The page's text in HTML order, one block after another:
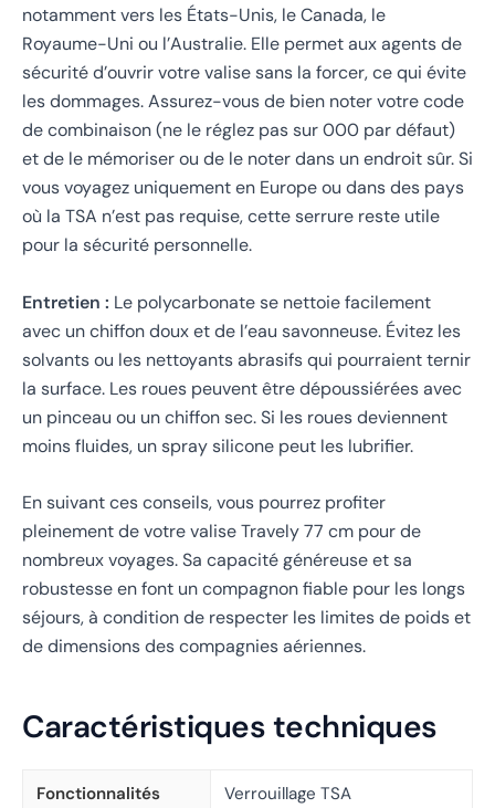
notamment vers les États-Unis, le Canada, le
Royaume-Uni ou l’Australie. Elle permet aux agents de
sécurité d’ouvrir votre valise sans la forcer, ce qui évite
les dommages. Assurez-vous de bien noter votre code
de combinaison (ne le réglez pas sur 000 par défaut)
et de le mémoriser ou de le noter dans un endroit sûr. Si
vous voyagez uniquement en Europe ou dans des pays
où la TSA n’est pas requise, cette serrure reste utile
pour la sécurité personnelle.
Entretien : Le polycarbonate se nettoie facilement
avec un chiffon doux et de l’eau savonneuse. Évitez les
solvants ou les nettoyants abrasifs qui pourraient ternir
la surface. Les roues peuvent être dépoussiérées avec
un pinceau ou un chiffon sec. Si les roues deviennent
moins fluides, un spray silicone peut les lubrifier.
En suivant ces conseils, vous pourrez profiter
pleinement de votre valise Travely 77 cm pour de
nombreux voyages. Sa capacité généreuse et sa
robustesse en font un compagnon fiable pour les longs
séjours, à condition de respecter les limites de poids et
de dimensions des compagnies aériennes.
Caractéristiques techniques
Fonctionnalités
Verrouillage TSA